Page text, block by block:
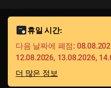
휴일 시간:
다음 날짜에 폐점:
12.08.2026, 13.08.2026,
더 많은 정보